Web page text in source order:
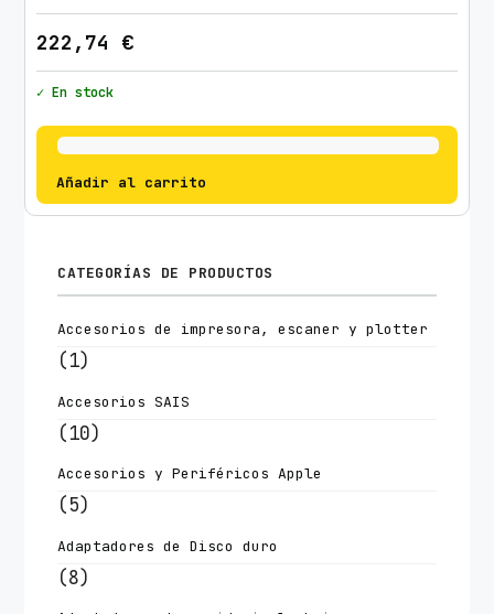
222,74 €
✓ En stock
Añadir al carrito
CATEGORÍAS DE PRODUCTOS
Accesorios de impresora, escaner y plotter
(1)
Accesorios SAIS
(10)
Accesorios y Periféricos Apple
(5)
Adaptadores de Disco duro
(8)